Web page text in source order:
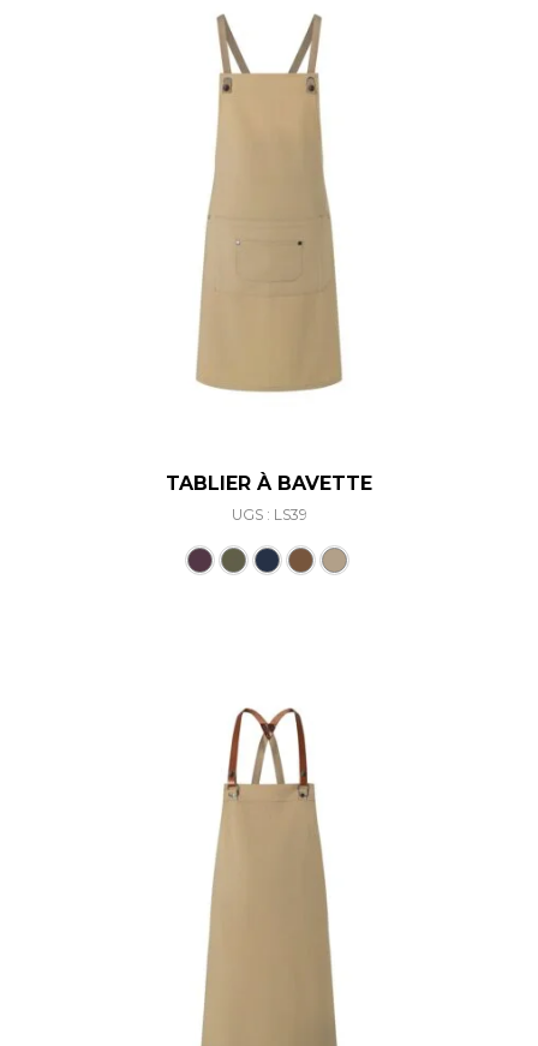
TABLIER À BAVETTE
UGS : LS39